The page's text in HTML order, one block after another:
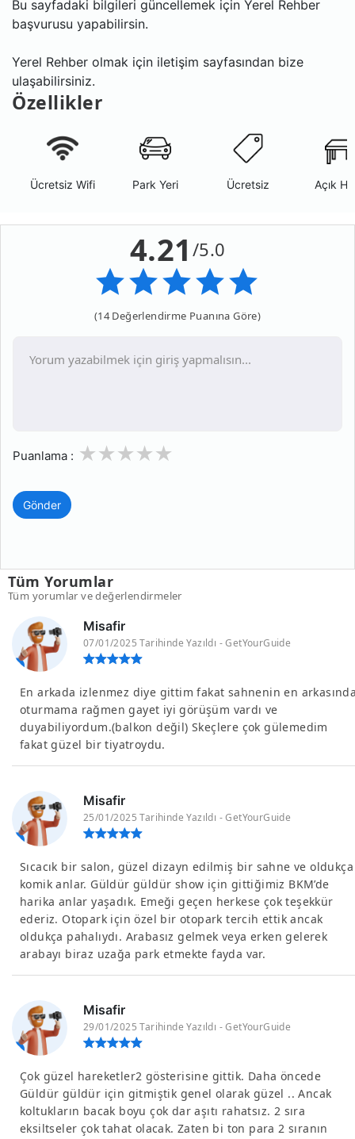
Bu sayfadaki bilgileri güncellemek için Yerel Rehber
başvurusu yapabilirsin.
Yerel Rehber olmak için iletişim sayfasından bize
ulaşabilirsiniz.
Özellikler
Ücretsiz Wifi Park Yeri Ücretsiz Açık
4.21 /5.0
(14 Değerlendirme Puanına Göre)
Puanlama : 3
2
1
Gönder
Tüm Yorumlar
Tüm yorumlar ve değerlendirmeler
Misafir
07/01/2025 Tarihinde Yazıldı - GetYourGuide
En arkada izlenmez diye gittim fakat sahnenin en
oturmama rağmen gayet iyi görüşüm vardı ve
duyabiliyordum.(balkon değil) Skeçlere çok gülemedim
fakat güzel bir tiyatroydu.
Misafir
25/01/2025 Tarihinde Yazıldı - GetYourGuide
Sıcacık bir salon, güzel dizayn edilmiş bir sahne ve oldukça
komik anlar. Güldür güldür show için gittiğimiz BKM’de
harika anlar yaşadık. Emeği geçen herkese çok teşekkür
ederiz. Otopark için özel bir otopark tercih ettik ancak
oldukça pahalıydı. Arabasız gelmek veya erken gelerek
arabayı biraz uzağa park etmekte fayda var.
Misafir
29/01/2025 Tarihinde Yazıldı - GetYourGuide
Çok güzel hareketler2 gösterisine gittik. Daha öncede
Güldür güldür için gitmiştik genel olarak güzel .. Ancak
koltukların bacak boyu çok dar aşıtı rahatsız. 2 sıra
eksiltseler çok tahat olacak. Zaten bi ton para 2 sıranın